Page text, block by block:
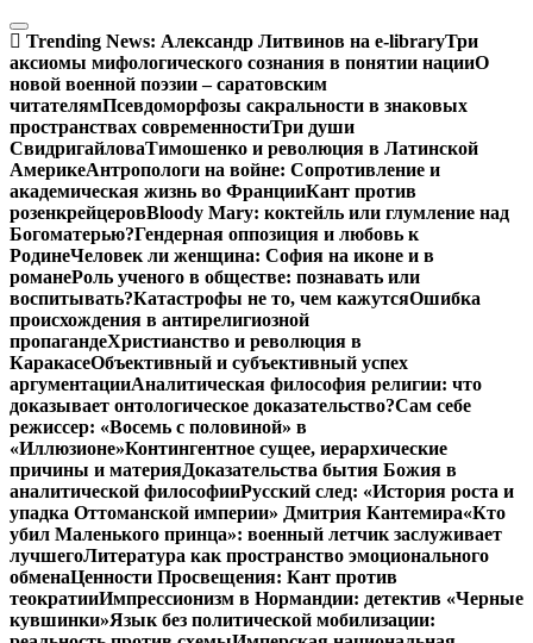
Перейти
к
содержимому
Trending News: Александр Литвинов на e-libraryТри
аксиомы мифологического сознания в понятии нацииО
новой военной поэзии – саратовским
читателямПсевдоморфозы сакральности в знаковых
пространствах современностиТри души
СвидригайловаТимошенко и революция в Латинской
АмерикеАнтропологи на войне: Сопротивление и
академическая жизнь во ФранцииКант против
розенкрейцеровBloody Mary: коктейль или глумление над
Богоматерью?Гендерная оппозиция и любовь к
РодинеЧеловек ли женщина: София на иконе и в
романеРоль ученого в обществе: познавать или
воспитывать?Катастрофы не то, чем кажутсяОшибка
происхождения в антирелигиозной
пропагандеХристианство и революция в
КаракасеОбъективный и субъективный успех
аргументацииАналитическая философия религии: что
доказывает онтологическое доказательство?Сам себе
режиссер: «Восемь с половиной» в
«Иллюзионе»Контингентное сущее, иерархические
причины и материяДоказательства бытия Божия в
аналитической философииРусский след: «История роста и
упадка Оттоманской империи» Дмитрия Кантемира«Кто
убил Маленького принца»: военный летчик заслуживает
лучшегоЛитература как пространство эмоционального
обменаЦенности Просвещения: Кант против
теократииИмпрессионизм в Нормандии: детектив «Черные
кувшинки»Язык без политической мобилизации: